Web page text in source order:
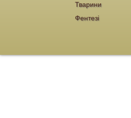
Тварини
Фентезі